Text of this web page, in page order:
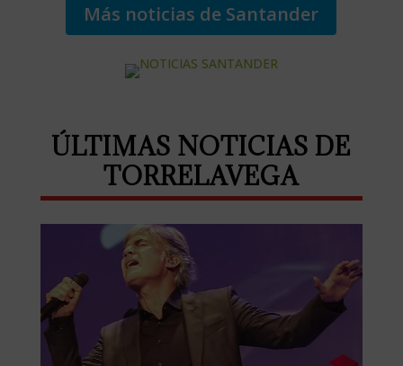
Más noticias de Santander
ÚLTIMAS NOTICIAS DE
TORRELAVEGA